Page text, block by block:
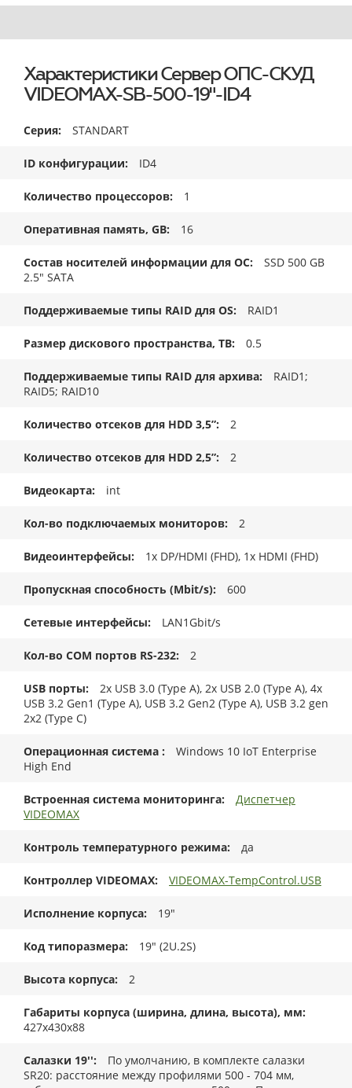
Характеристики Сервер ОПС-СКУД
VIDEOMAX-SB-500-19"-ID4
Серия STANDART
ID конфигурации ID4
Количество процессоров 1
Оперативная память, GB 16
Состав носителей информации для ОС
SSD 500 GB
2.5" SATA
Поддерживаемые типы RAID для OS RAID1
Размер дискового пространства, ТB 0.5
Поддерживаемые типы RAID для архива
RAID1;
RAID5; RAID10
Количество отсеков для HDD 3,5” 2
Количество отсеков для HDD 2,5” 2
Видеокарта int
Кол-во подключаемых мониторов 2
Видеоинтерфейсы 1x DP/HDMI (FHD), 1x HDMI (FHD)
Пропускная способность (Mbit/s) 600
Сетевые интерфейсы LAN1Gbit/s
Кол-во COM портов RS-232 2
USB порты
2x USB 3.0 (Type A), 2x USB 2.0 (Type A), 4x
USB 3.2 Gen1 (Type A), USB 3.2 Gen2 (Type A), USB 3.2 gen
2x2 (Type C)
Операционная система
Windows 10 IoT Enterprise
High End
Встроенная система мониторинга
Диспетчер
VIDEOMAX
Контроль температурного режима да
Контроллер VIDEOMAX VIDEOMAX-TempControl.USB
Исполнение корпуса 19"
Код типоразмера 19" (2U.2S)
Высота корпуса 2
Габариты корпуса (ширина, длина, высота), мм
427x430x88
Салазки 19''
По умолчанию, в комплекте салазки
SR20: расстояние между профилями 500 - 704 мм,